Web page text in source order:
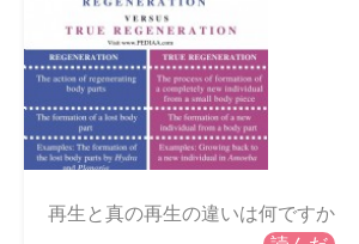
再生と真の再生の違いは何ですか